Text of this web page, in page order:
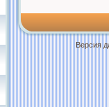
Версия